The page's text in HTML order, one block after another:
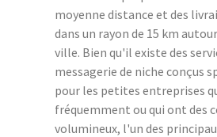
moyenne distance et des
dans un rayon de 15 km
ville. Bien qu'il existe des
messagerie de niche conçus
pour les petites entreprises
fréquemment ou qui ont des
volumineux, l'un des